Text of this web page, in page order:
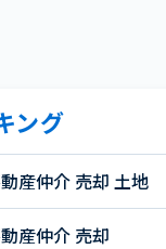
ング
産仲介 売却 土地
産仲介 売却